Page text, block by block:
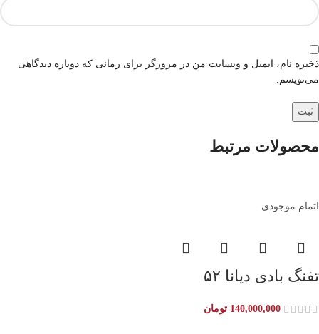
ذخیره نام، ایمیل و وبسایت من در مرورگر برای زمانی که دوباره دیدگاهی
می‌نویسم.
محصولات مرتبط
اتمام موجودی
تفنگ بادی دیانا ۵۲
140,000,000 تومان